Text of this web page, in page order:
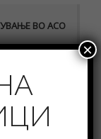
ВО АСО
ПУБЛИКАЦИИ
×